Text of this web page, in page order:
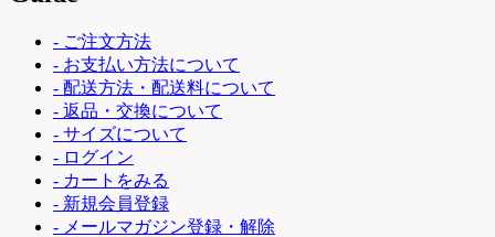
- ご注文方法
- お支払い方法について
- 配送方法・配送料について
- 返品・交換について
- サイズについて
- ログイン
- カートをみる
- 新規会員登録
- メールマガジン登録・解除